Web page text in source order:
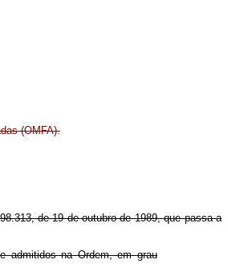
(OMFA).
de 19 de outubro de 1989, que passa a
admitidos na Ordem, em grau